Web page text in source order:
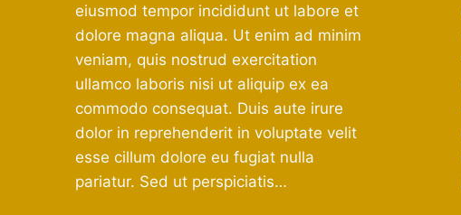
eiusmod tempor incididunt ut labore et
dolore magna aliqua. Ut enim ad minim
veniam, quis nostrud exercitation
ullamco laboris nisi ut aliquip ex ea
commodo consequat. Duis aute irure
dolor in reprehenderit in voluptate velit
esse cillum dolore eu fugiat nulla
pariatur. Sed ut perspiciatis…